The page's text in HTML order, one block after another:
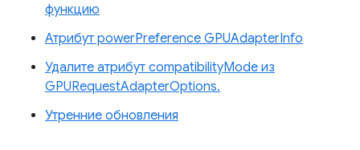
функцию
Атрибут powerPreference GPUAdapterInfo
Удалите атрибут compatibilityMode из
GPURequestAdapterOptions.
Утренние обновления